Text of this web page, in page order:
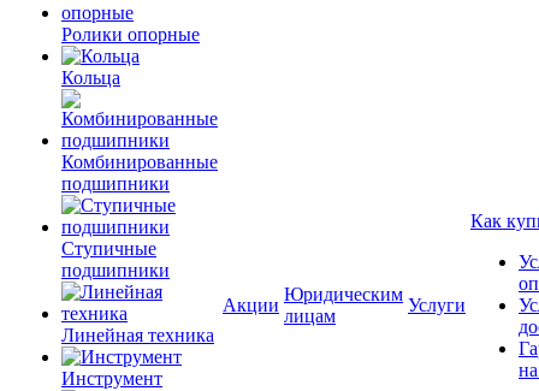
Ролики опорные
Кольца
Комбинированные
подшипники
Ступичные
подшипники
Линейная техника
Инструмент
Акции
Юридическим
лицам
Услуги
Как